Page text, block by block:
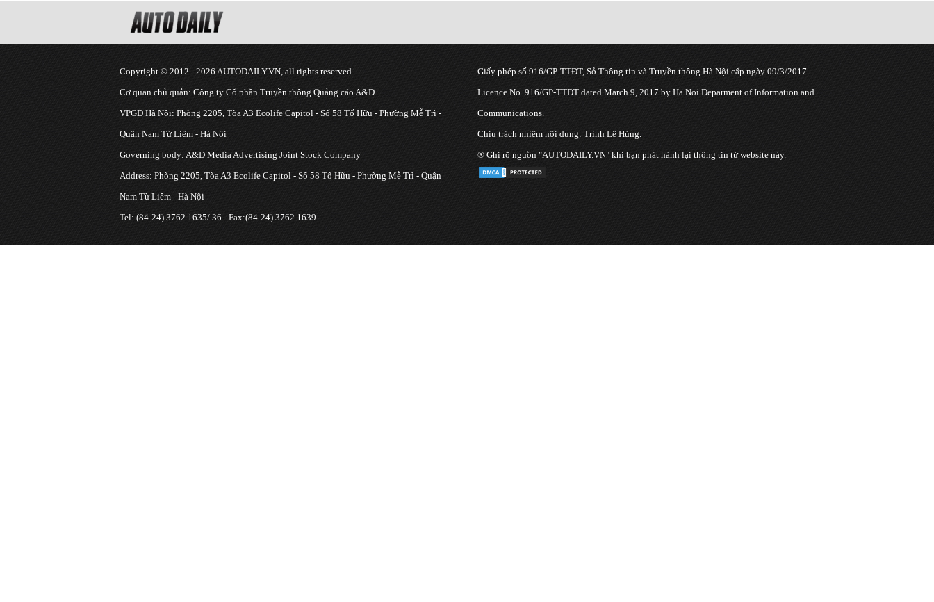
Copyright © 2012 - 2026 AUTODAILY.VN, all rights reserved.
Cơ quan chủ quản: Công ty Cổ phần Truyền thông Quảng cáo A&D.
VPGD Hà Nội: Phòng 2205, Tòa A3 Ecolife Capitol - Số 58 Tố Hữu - Phường Mễ Trì -
Quận Nam Từ Liêm - Hà Nội
Governing body: A&D Media Advertising Joint Stock Company
Address: Phòng 2205, Tòa A3 Ecolife Capitol - Số 58 Tố Hữu - Phường Mễ Trì - Quận
Nam Từ Liêm - Hà Nội
Tel: (84-24) 3762 1635/ 36 - Fax:(84-24) 3762 1639.
Giấy phép số 916/GP-TTĐT, Sở Thông tin và Truyền thông Hà Nội cấp ngày 09/3/2017.
Licence No. 916/GP-TTĐT dated March 9, 2017 by Ha Noi Deparment of Information and
Communications.
Chịu trách nhiệm nội dung: Trịnh Lê Hùng.
® Ghi rõ nguồn "AUTODAILY.VN" khi bạn phát hành lại thông tin từ website này.